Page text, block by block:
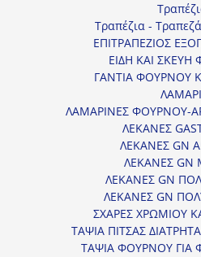
Τραπέζια -
ΕΠΙΤΡΑΠΕΖΙΟΣ
ΕΙΔΗ ΚΑΙ
ΓΑΝΤΙΑ ΦΟΥΡΝΟΥ
ΛΑΜΑΡΙΝΕΣ ΦΟΥΡΝΟΥ-
ΛΕΚΑΝΕΣ
ΛΕΚΑΝΕΣ GN
ΛΕΚΑΝΕΣ GN
ΛΕΚΑΝΕΣ GN
ΛΕΚΑΝΕΣ GN
ΣΧΑΡΕΣ ΧΡΩΜΙΟΥ
ΤΑΨΙΑ ΠΙΤΣΑΣ
ΤΑΨΙΑ ΦΟΥΡΝΟΥ ΓΙΑ